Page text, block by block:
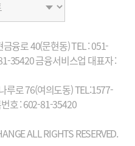
금융로 40(문현동)TEL : 051-
35420 금융서비스업 대표자 :
루로 76(여의도동)TEL:1577-
호 : 602-81-35420
ALL RIGHTS RESERVED.